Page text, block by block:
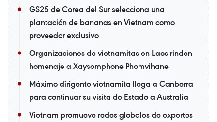
GS25 de Corea del Sur selecciona una
plantación de bananas en Vietnam como
proveedor exclusivo
Organizaciones de vietnamitas en Laos rinden
homenaje a Xaysomphone Phomvihane
Máximo dirigente vietnamita llega a Canberra
para continuar su visita de Estado a Australia
Vietnam promueve redes globales de expertos